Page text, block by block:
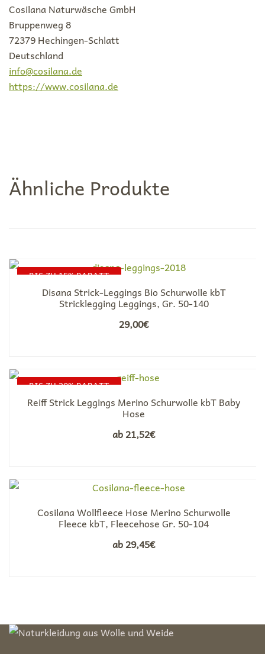
Cosilana Naturwäsche GmbH
Bruppenweg 8
72379 Hechingen-Schlatt
Deutschland
info@cosilana.de
https://www.cosilana.de
Ähnliche Produkte
BIS ZU 15% RABATT
Disana Strick-Leggings Bio Schurwolle kbT
Stricklegging Leggings, Gr. 50-140
29,00€
BIS ZU 20% RABATT
Reiff Strick Leggings Merino Schurwolle kbT Baby
Hose
ab21,52€
Cosilana Wollfleece Hose Merino Schurwolle
Fleece kbT, Fleecehose Gr. 50-104
ab29,45€